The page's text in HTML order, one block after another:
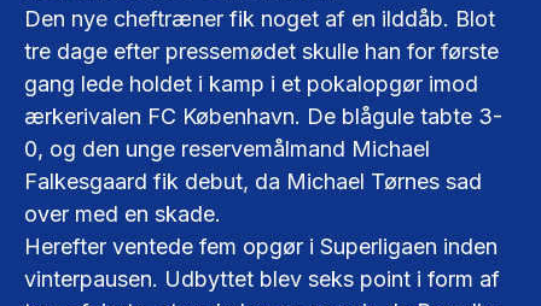
Den nye cheftræner fik noget af en ilddåb. Blot
tre dage efter pressemødet skulle han for første
gang lede holdet i kamp i et pokalopgør imod
ærkerivalen FC København. De blågule tabte 3-
0, og den unge reservemålmand Michael
Falkesgaard fik debut, da Michael Tørnes sad
over med en skade.
Herefter ventede fem opgør i Superligaen inden
vinterpausen. Udbyttet blev seks point i form af